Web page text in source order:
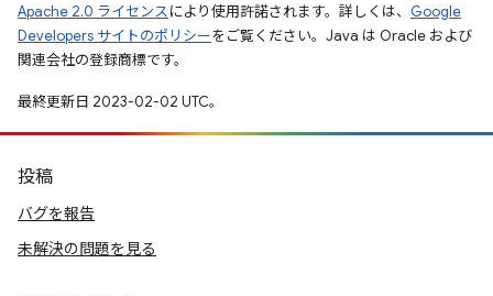
Apache 2.0 ライセンスにより使用許諾されます。詳しくは、 Google
Developers サイトのポリシーをご覧ください。Java は Oracle および
関連会社の登録商標です。
最終更新日 2023-02-02 UTC。
投稿
バグを報告
未解決の問題を見る